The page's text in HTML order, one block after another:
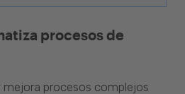
procesos de
mejora procesos complejos